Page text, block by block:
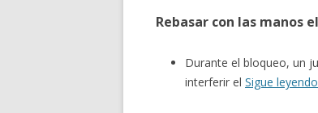
Rebasar con las manos
Durante el bloqueo, un
interferir el Sigue leyendo